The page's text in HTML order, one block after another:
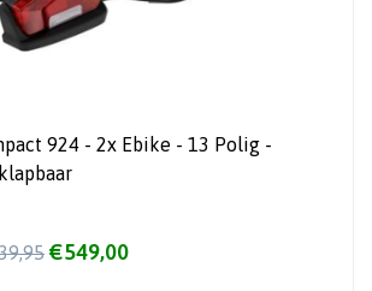
924 - 2x Ebike - 13 Polig -
€549,00